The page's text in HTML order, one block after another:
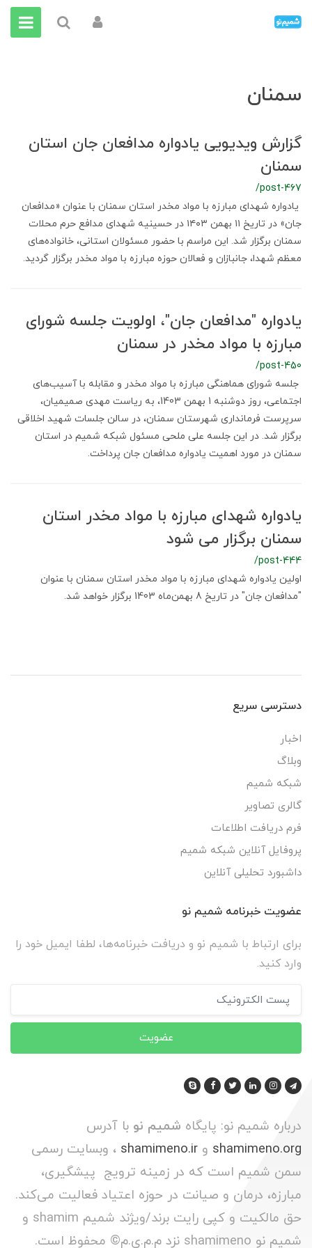
سمنان
گزارش ویدیویی یادواره مدافعان جان استان
سمنان
/post-467
یادواره شهدای مبارزه با مواد مخدر استان سمنان با عنوان «مدافعان
جان» در تاریخ ۱۱ بهمن ۱۴۰۳ در حسینیه شهدای مدافع حرم محلات
سمنان برگزار شد. این مراسم با حضور مسئولان استانی، خانواده‌های
معظم شهدا، جانبازان و فعالان حوزه مبارزه با مواد مخدر برگزار گردید.
یادواره "مدافعان جان"، اولویت جلسه شورای
مبارزه با مواد مخدر در سمنان
/post-450
جلسه شورای هماهنگی مبارزه با مواد مخدر و مقابله با آسیب‌های
اجتماعی، روز دوشنبه 1 بهمن 1403، به ریاست مهدی صمیمیان،
سرپرست فرمانداری شهرستان سمنان، در سالن جلسات شهید اخلاقی
برگزار شد. در این جلسه علی ملحی مسئول شبکه شمیم در استان
سمنان در مورد اهمیت یادواره مدافعان جان پرداخت.
یادواره شهدای مبارزه با مواد مخدر استان
سمنان برگزار می شود
/post-444
اولین یادواره شهدای مبارزه با مواد مخدر استان سمنان با عنوان
"مدافعان جان" در تاریخ 8 بهمن‌ماه 1403 برگزار خواهد شد.
دسترسی سریع
اخبار
وبلاگ
شبکه شمیم
گالری تصاویر
فرم دریافت اطلاعات
پروفایل آنلاین شبکه شمیم
داشبورد تحلیلی آنلاین
عضویت خبرنامه شمیم نو
برای ارتباط با شمیم نو و دریافت خبرنامه‌ها، لطفا ایمیل خود را
وارد کنید.
عضویت
درباره شمیم نو: پایگاه شمیم نو با آدرس
shamimeno.org و shamimeno.ir ، وبسایت رسمی
سمن شمیم است که در زمینه ترویج پیشگیری،
مبارزه، درمان و صیانت در حوزه اعتیاد فعالیت می‌کند.
حق مالکیت و کپی رایت برند/ویژند شمیم shamim و
شمیم نو shamimeno نزد م.م.ی.م© محفوظ است.